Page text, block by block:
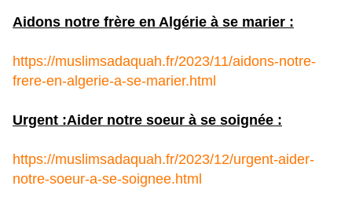
Aidons notre frère en Algérie à se marier :
https://muslimsadaquah.fr/2023/11/aidons-notre-
frere-en-algerie-a-se-marier.html
Urgent :Aider notre soeur à se soignée :
https://muslimsadaquah.fr/2023/12/urgent-aider-
notre-soeur-a-se-soignee.html